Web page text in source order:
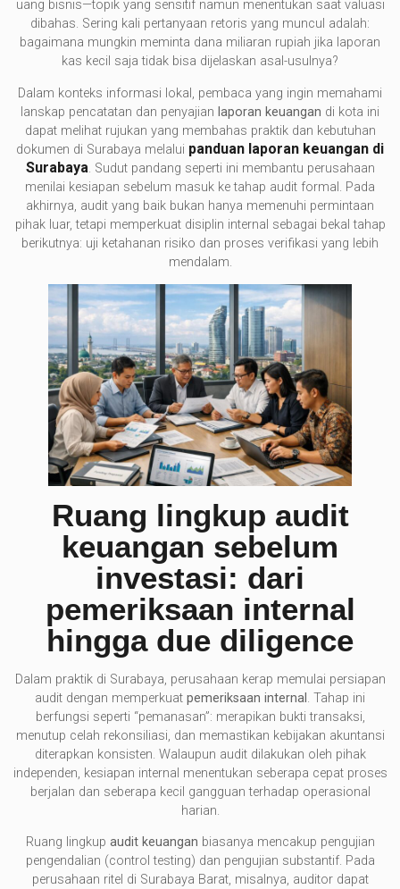
uang bisnis—topik yang sensitif namun menentukan saat valuasi
dibahas. Sering kali pertanyaan retoris yang muncul adalah:
bagaimana mungkin meminta dana miliaran rupiah jika laporan
kas kecil saja tidak bisa dijelaskan asal-usulnya?
Dalam konteks informasi lokal, pembaca yang ingin memahami
lanskap pencatatan dan penyajian laporan keuangan di kota ini
dapat melihat rujukan yang membahas praktik dan kebutuhan
dokumen di Surabaya melalui panduan laporan keuangan di
Surabaya. Sudut pandang seperti ini membantu perusahaan
menilai kesiapan sebelum masuk ke tahap audit formal. Pada
akhirnya, audit yang baik bukan hanya memenuhi permintaan
pihak luar, tetapi memperkuat disiplin internal sebagai bekal tahap
berikutnya: uji ketahanan risiko dan proses verifikasi yang lebih
mendalam.
Ruang lingkup audit
keuangan sebelum
investasi: dari
pemeriksaan internal
hingga due diligence
Dalam praktik di Surabaya, perusahaan kerap memulai persiapan
audit dengan memperkuat pemeriksaan internal . Tahap ini
berfungsi seperti “pemanasan”: merapikan bukti transaksi,
menutup celah rekonsiliasi, dan memastikan kebijakan akuntansi
diterapkan konsisten. Walaupun audit dilakukan oleh pihak
independen, kesiapan internal menentukan seberapa cepat proses
berjalan dan seberapa kecil gangguan terhadap operasional
harian.
Ruang lingkup audit keuangan biasanya mencakup pengujian
pengendalian (control testing) dan pengujian substantif. Pada
perusahaan ritel di Surabaya Barat, misalnya, auditor dapat